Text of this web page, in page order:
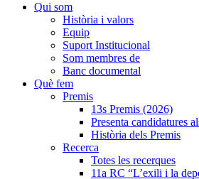
Qui som
Història i valors
Equip
Suport Institucional
Som membres de
Banc documental
Què fem
Premis
13s Premis (2026)
Presenta candidatures
Història dels Premis
Recerca
Totes les recerques
11a RC “L’exili i la